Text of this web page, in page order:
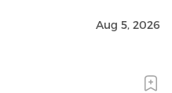
Aug 5, 2026